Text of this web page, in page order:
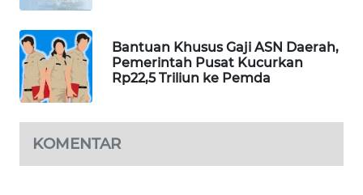
Bantuan Khusus Gaji ASN Daerah,
Pemerintah Pusat Kucurkan
Rp22,5 Triliun ke Pemda
KOMENTAR
MEDAN
METRO
JAKARTA
NEWS
KRT
NEWS